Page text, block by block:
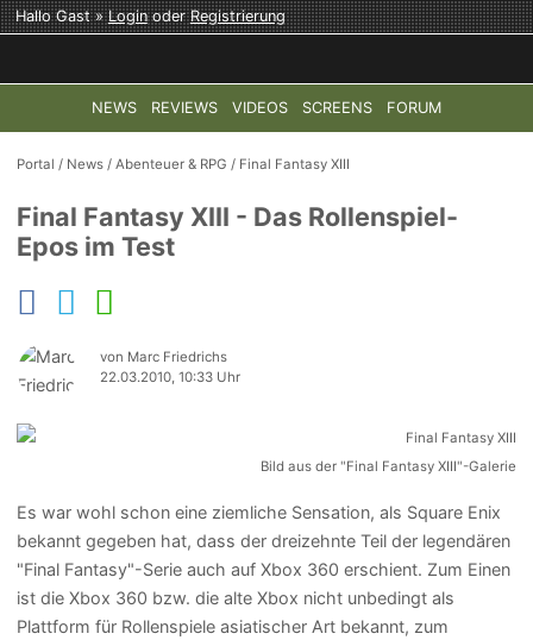
Hallo Gast »LoginoderRegistrierung
NEWS REVIEWS VIDEOS SCREENS FORUM
TOP-THEMEN: COD: MODERN WARFARE 4 HALO:
Portal / News /Abenteuer & RPG / Final Fantasy XIII
Final Fantasy XIII - Das Rollenspiel-
Epos im Test
von Marc Friedrichs
22.03.2010, 10:33 Uhr
Bild aus der "Final Fantasy XIII"-Galerie
Es war wohl schon eine ziemliche Sensation, als Square Enix
bekannt gegeben hat, dass der dreizehnte Teil der legendären
"Final Fantasy"-Serie auch auf Xbox 360 erschient. Zum Einen
ist die Xbox 360 bzw. die alte Xbox nicht unbedingt als
Plattform für Rollenspiele asiatischer Art bekannt, zum